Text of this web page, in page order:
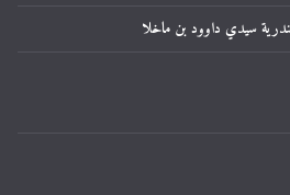
سيدي داوود بن ماخلا